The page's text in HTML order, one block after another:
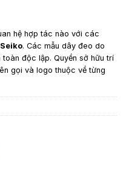
hệ hợp tác nào với các
Seiko. Các mẫu dây đeo do
độc lập. Quyền sở hữu trí
gọi và logo thuộc về từng